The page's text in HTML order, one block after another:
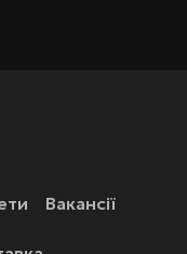
Вакансії